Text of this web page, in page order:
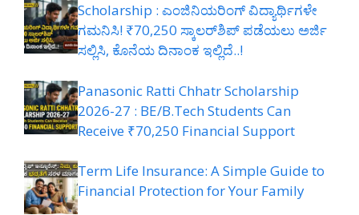
Scholarship : ಎಂಜಿನಿಯರಿಂಗ್ ವಿದ್ಯಾರ್ಥಿಗಳೇ
ಗಮನಿಸಿ! ₹70,250 ಸ್ಕಾಲರ್‌ಶಿಪ್ ಪಡೆಯಲು ಅರ್ಜಿ
ಸಲ್ಲಿಸಿ, ಕೊನೆಯ ದಿನಾಂಕ ಇಲ್ಲಿದೆ..!
Panasonic Ratti Chhatr Scholarship
2026-27 : BE/B.Tech Students Can
Receive ₹70,250 Financial Support
Term Life Insurance: A Simple Guide to
Financial Protection for Your Family